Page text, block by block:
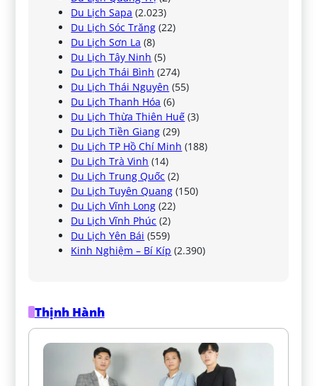
Du Lịch Sapa (2.023)
Du Lịch Sóc Trăng (22)
Du Lịch Sơn La (8)
Du Lịch Tây Ninh (5)
Du Lịch Thái Bình (274)
Du Lịch Thái Nguyên (55)
Du Lịch Thanh Hóa (6)
Du Lịch Thừa Thiên Huế (3)
Du Lịch Tiền Giang (29)
Du Lịch TP Hồ Chí Minh (188)
Du Lịch Trà Vinh (14)
Du Lịch Trung Quốc (2)
Du Lịch Tuyên Quang (150)
Du Lịch Vĩnh Long (22)
Du Lịch Vĩnh Phúc (2)
Du Lịch Yên Bái (559)
Kinh Nghiệm – Bí Kíp (2.390)
Thịnh Hành